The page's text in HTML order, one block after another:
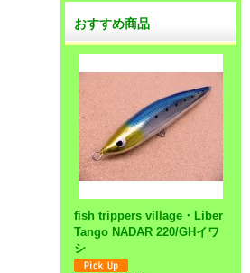
おすすめ商品
fish trippers village・Liber
Tango NADAR 220/GHイワ
シ